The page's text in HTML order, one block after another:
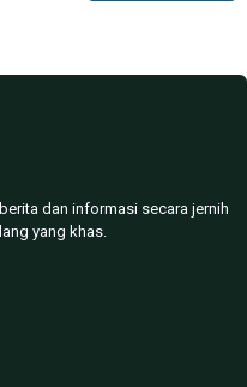
dan informasi secara jernih
yang khas.